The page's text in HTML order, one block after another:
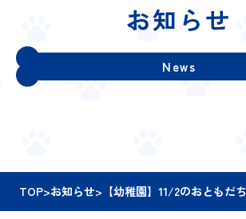
お知らせ
News
TOP>お知らせ> 【幼稚園】11/2のおともだち